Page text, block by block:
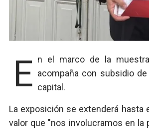
En el marco de la muestra agroindustrial que se realiza en Armstrong, el gobierno entrerriano acompaña con subsidio
capital.
La exposición se extenderá hasta
valor que "nos involucramos en la